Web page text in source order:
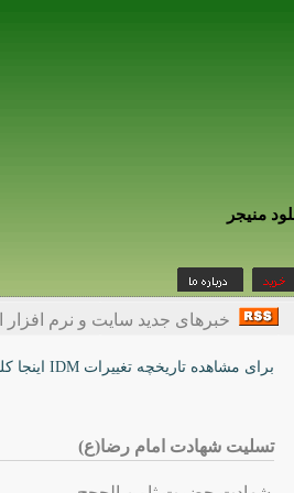
منیجر
خبرهای جدید سایت و نرم افزار
برای مشاهده تاریخچه تغییرات IDM اینجا کلیک کنید
تسلیت شهادت امام رضا(ع)